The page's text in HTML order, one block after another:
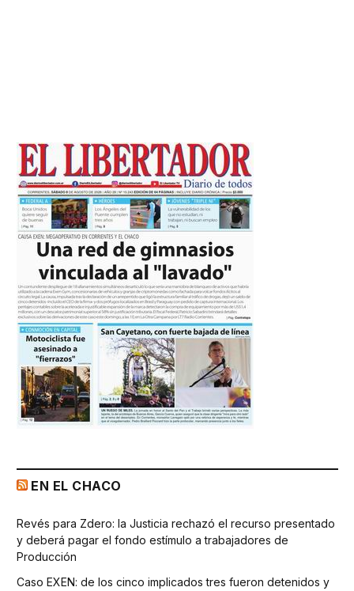
EN EL CHACO
Revés para Zdero: la Justicia rechazó el recurso presentado
y deberá pagar el fondo estímulo a trabajadores de
Producción
Caso EXEN: de los cinco implicados tres fueron detenidos y